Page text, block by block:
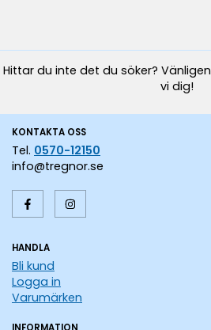
Hittar du inte det du söker? Vänligen
vi dig!
KONTAKTA OSS
Tel. 0570-12150
info@tregnor.se
HANDLA
Bli kund
Logga in
Varumärken